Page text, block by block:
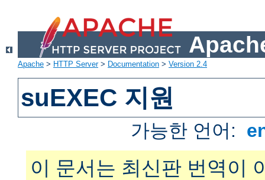
Apache > HTTP Server> Documentation > Version 2.4
suEXEC 지원
가능한 언어:
이 문서는 최신판 번역이